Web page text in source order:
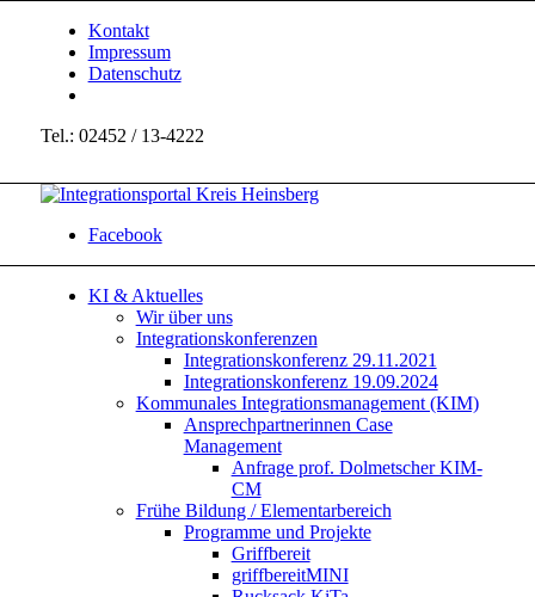
Kontakt
Impressum
Datenschutz
Tel.: 02452 / 13-4222
Facebook
KI & Aktuelles
Wir über uns
Integrationskonferenzen
Integrationskonferenz 29.11.2021
Integrationskonferenz 19.09.2024
Kommunales Integrationsmanagement (KIM)
Ansprechpartnerinnen Case
Management
Anfrage prof. Dolmetscher KIM-
CM
Frühe Bildung / Elementarbereich
Programme und Projekte
Griffbereit
griffbereitMINI